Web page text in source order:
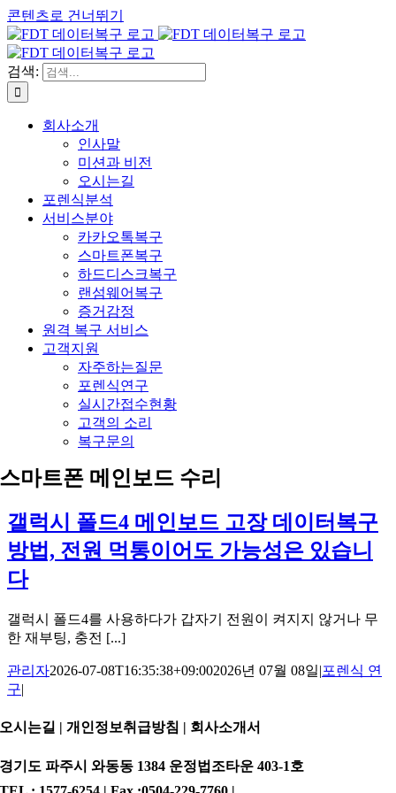
콘텐츠로 건너뛰기
검색:
회사소개
인사말
미션과 비전
오시는길
포렌식분석
서비스분야
카카오톡복구
스마트폰복구
하드디스크복구
랜섬웨어복구
증거감정
원격 복구 서비스
고객지원
자주하는질문
포렌식연구
실시간접수현황
고객의 소리
복구문의
스마트폰 메인보드 수리
갤럭시 폴드4 메인보드 고장 데이터복구
방법, 전원 먹통이어도 가능성은 있습니
다
갤럭시 폴드4를 사용하다가 갑자기 전원이 켜지지 않거나 무
한 재부팅, 충전 [...]
관리자2026-07-08T16:35:38+09:002026년 07월 08일|포렌식 연
구|
오시는길 | 개인정보취급방침 | 회사소개서
경기도 파주시 와동동 1384 운정법조타운 403-1호